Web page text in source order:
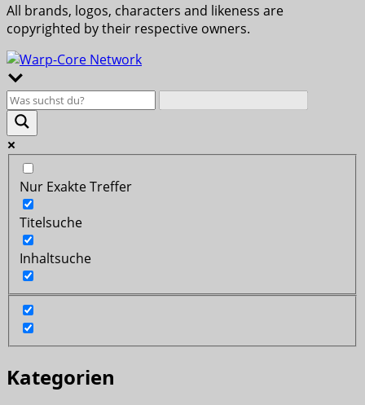
All brands, logos, characters and likeness are
copyrighted by their respective owners.
Nur Exakte Treffer
Titelsuche
Inhaltsuche
Kategorien